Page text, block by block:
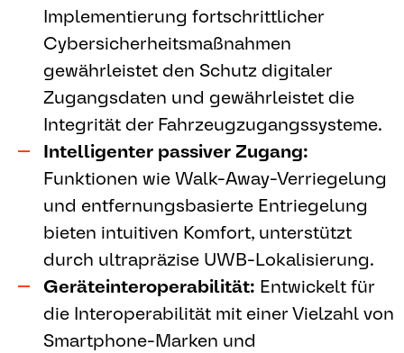
Implementierung fortschrittlicher
Cybersicherheitsmaßnahmen
gewährleistet den Schutz digitaler
Zugangsdaten und gewährleistet die
Integrität der Fahrzeugzugangssysteme.
Intelligenter passiver Zugang:
Funktionen wie Walk-Away-Verriegelung
und entfernungsbasierte Entriegelung
bieten intuitiven Komfort, unterstützt
durch ultrapräzise UWB-Lokalisierung.
Geräteinteroperabilität: Entwickelt für
die Interoperabilität mit einer Vielzahl von
Smartphone-Marken und